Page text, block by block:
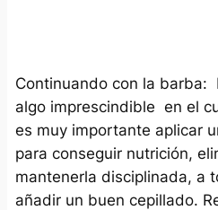
Continuando con la barba:
algo imprescindible en el
es muy importante aplicar
para conseguir nutrición,
mantenerla disciplinada, a
añadir un buen cepillado.